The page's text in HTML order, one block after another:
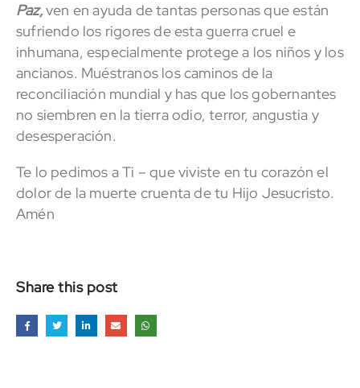
Paz,ven en ayuda de tantas personas que están
sufriendo los rigores de esta guerra cruel e
inhumana, especialmente protege a los niños y los
ancianos. Muéstranos los caminos de la
reconciliación mundial y has que los gobernantes
no siembren en la tierra odio, terror, angustia y
desesperación.
Te lo pedimos a Ti – que viviste en tu corazón el
dolor de la muerte cruenta de tu Hijo Jesucristo.
Amén
Share this post